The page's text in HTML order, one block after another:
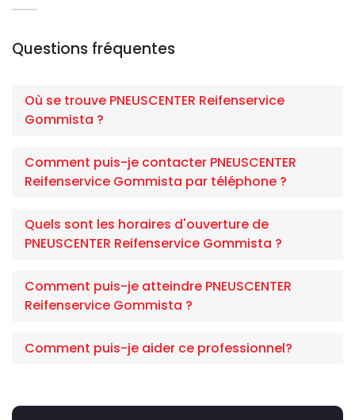
Questions fréquentes
Où se trouve PNEUSCENTER Reifenservice
Gommista ?
Comment puis-je contacter PNEUSCENTER
Reifenservice Gommista par téléphone ?
Quels sont les horaires d'ouverture de
PNEUSCENTER Reifenservice Gommista ?
Comment puis-je atteindre PNEUSCENTER
Reifenservice Gommista ?
Comment puis-je aider ce professionnel?